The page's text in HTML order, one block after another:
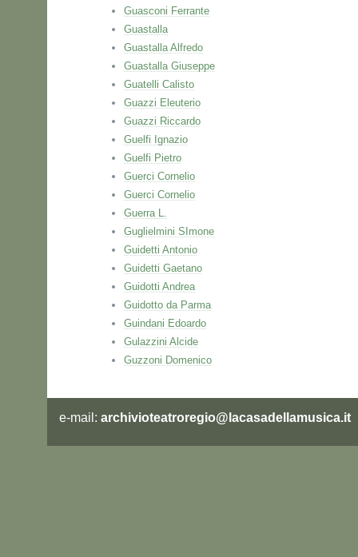
Guasconi Ferrante
Guastalla
Guastalla Alfredo
Guastalla Giuseppe
Guatelli Calisto
Guazzi Eleuterio
Guazzi Riccardo
Guelfi Ignazio
Guelfi Pietro
Guerci Cornelio
Guerci Cornelio
Guerra L.
Guglielmini SImone
Guidetti Antonio
Guidetti Gaetano
Guidotti Andrea
Guidotto da Parma
Guindani Edoardo
Gulazzini Alcide
Guzzoni Domenico
e-mail: archivioteatroregio@lacasadellamusica.it